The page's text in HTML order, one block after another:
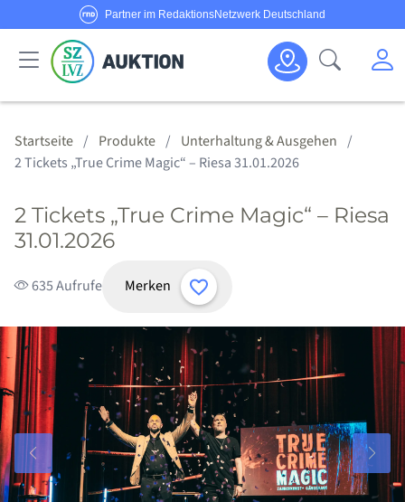
Partner im RedaktionsNetzwerk Deutschland
Sie haben Fragen oder möchten Anbieter werden?
Senden Sie uns eine
oder rufen Sie uns an!
Suche
Kategorien
Haus & Garten
Schmuck & Uhren
Körper & Seele
Sport & Freizeit
Alle Anbieter
Alle Angebote
Startseite Produkte
Unterhaltung & Ausgehen
2 Tickets „True Crime Magic“ – Riesa 31.01.2026
2 Tickets „True Crime Magic“ – Riesa
31.01.2026
635 Aufrufe Merken